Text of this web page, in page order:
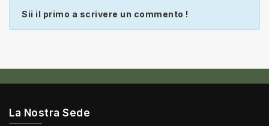
Sii il primo a scrivere un commento !
La Nostra Sede